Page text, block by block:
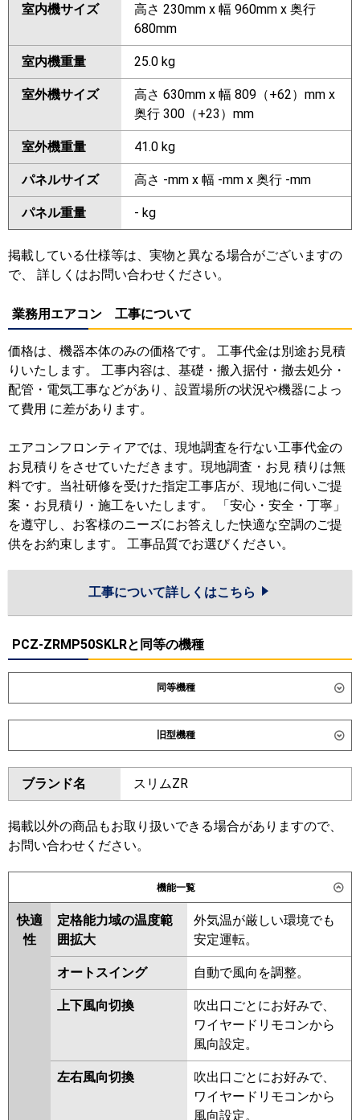
室内機サイズ
高さ 230mm x 幅 960mm x 奥行
680mm
室内機重量 25.0 kg
室外機サイズ
高さ 630mm x 幅 809（+62）mm x
奥行 300（+23）mm
室外機重量 41.0 kg
パネルサイズ 高さ -mm x 幅 -mm x 奥行 -mm
パネル重量 - kg
掲載している仕様等は、実物と異なる場合がございますの
で、 詳しくはお問い合わせください。
業務用エアコン 工事について
価格は、機器本体のみの価格です。 工事代金は別途お見積
りいたします。 工事内容は、基礎・搬入据付・撤去処分・
配管・電気工事などがあり、設置場所の状況や機器によっ
て費用 に差があります。
エアコンフロンティアでは、現地調査を行ない工事代金の
お見積りをさせていただきます。現地調査・お見 積りは無
料です。当社研修を受けた指定工事店が、現地に伺いご提
案・お見積り・施工をいたします。 「安心・安全・丁寧」
を遵守し、お客様のニーズにお答えした快適な空調のご提
供をお約束します。 工事品質でお選びください。
工事について詳しくはこちら
PCZ-ZRMP50SKLRと同等の機種
同等機種
ダイキン SSRH50DV SSRH50DNV
SSRHU50DV
東芝
GCXA05013JXU
GCXA05013JMUB
三菱電機 PCZ-ZRMP50SKL6 PCZ-
ZRMP50SK6
日立 RPC-GP50RGHJ8
三菱重工 FDEZ506HK6S
パナソニック PA-P50T7SGNC PA-P50T7SGNCX
PA-P50T7SGC
旧型機種
ダイキン SSRH50CV SSRH50CNV
SSRHU50CV
SSRH50BYNV SSRU50BYV
SSRU50BYNV SSRHU50BYV
SSRH50BJNV
SSRHU50BJV
SSRH50BFNV SSRU50BFNV
SSRU50BFV SSRHU50BFV
SSRHU50BCV SSRH50BCV
SSRH50BCNV SSRU50BCV
SSRU50BCNV
RCXA05043JMUB
RCXA05043JMU
RCXA05043JXU
三菱電機 PCZ-ZRMP50SKL5 PCZ-
ZRMP50SK5 PCZ-ZRMP50SKL4
PCZ-ZRMP50SK4
PCZ-
ブランド名 スリムZR
掲載以外の商品もお取り扱いできる場合がありますので、
お問い合わせください。
機能一覧
快適
性
定格能力域の温度範
囲拡大
外気温が厳しい環境でも
安定運転。
オートスイング 自動で風向を調整。
上下風向切換
吹出口ごとにお好みで、
ワイヤードリモコンから
風向設定。
左右風向切換
吹出口ごとにお好みで、
ワイヤードリモコンから
風向設定。